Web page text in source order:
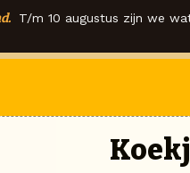
T/m 10 augustus zijn we